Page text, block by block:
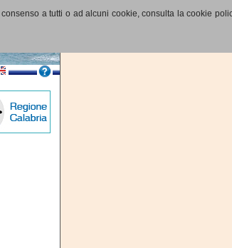
a tutti o ad alcuni cookie, consulta la cookie